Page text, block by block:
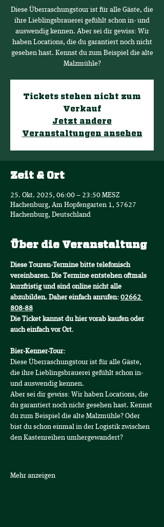
Diese Überraschungstour ist für alle Gäste, die
ihre Lieblingsbrauerei gefühlt schon in- und
auswendig kennen. Aber sei dir gewiss: Wir
haben Locations, die du garantiert noch nicht
gesehen hast. Kennst du zum Beispiel die alte
Malzmühle?
Tickets stehen nicht zum
Verkauf
Jetzt andere
Veranstaltungen ansehen
Zeit & Ort
25. Okt. 2025, 06:00 – 23:50 MESZ
Hachenburg, Am Hopfengarten 1, 57627
Hachenburg, Deutschland
Über die Veranstaltung
Diese Touren-Termine bitte telefonisch
vereinbaren. Die Termine entstehen oftmals
kurzfristig und sind online nicht alle
abzubilden. Daher einfach anrufen: 02662
808-88
Die Ticket kannst du hier vorab kaufen oder
auch einfach vor Ort.
Bier-Kenner-Tour:
Diese Überraschungstour ist für alle Gäste,
die ihre Lieblingsbrauerei gefühlt schon in-
und auswendig kennen.
Aber sei dir gewiss: Wir haben Locations, die
du garantiert noch nicht gesehen hast. Kennst
du zum Beispiel die alte Malzmühle? Oder
bist du schon einmal in der Logistik zwischen
den Kastenreihen umhergewandert?
Mehr anzeigen